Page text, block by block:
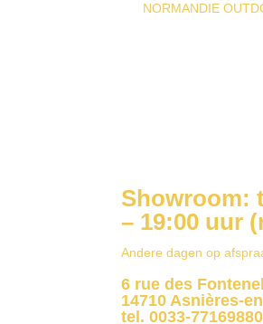
NORMANDIE
Showroom:
– 19:00 uur
Andere dagen op
6 rue des
14710 Asnières-
tel. 0033-